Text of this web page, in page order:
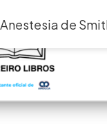
Anestesia de